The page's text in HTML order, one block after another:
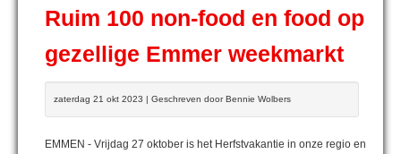
Ruim 100 non-food en food op
gezellige Emmer weekmarkt
zaterdag 21 okt 2023 | Geschreven door Bennie Wolbers
EMMEN - Vrijdag 27 oktober is het Herfstvakantie in onze regio en